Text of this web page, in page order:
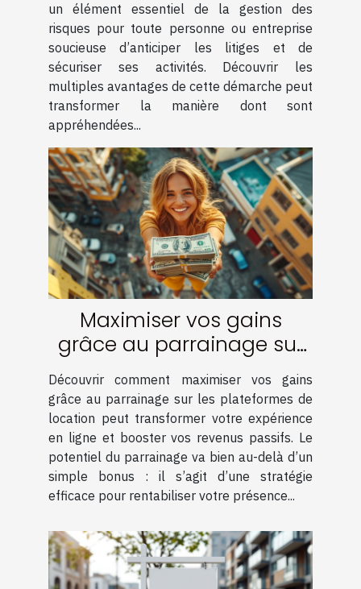
un élément essentiel de la gestion des
risques pour toute personne ou entreprise
soucieuse d’anticiper les litiges et de
sécuriser ses activités. Découvrir les
multiples avantages de cette démarche peut
transformer la manière dont sont
appréhendées...
Maximiser vos gains
grâce au parrainage sur
les plateformes de
location
Découvrir comment maximiser vos gains
grâce au parrainage sur les plateformes de
location peut transformer votre expérience
en ligne et booster vos revenus passifs. Le
potentiel du parrainage va bien au-delà d’un
simple bonus : il s’agit d’une stratégie
efficace pour rentabiliser votre présence...